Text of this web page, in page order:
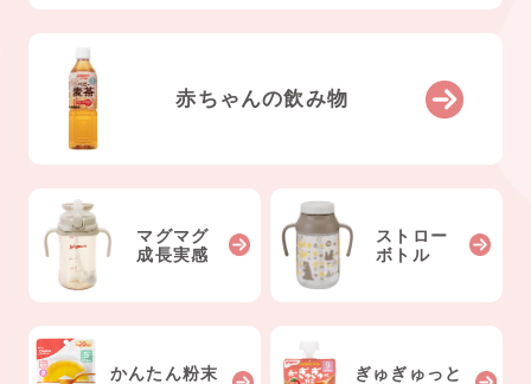
赤ちゃんの飲み物
マグマグ
成長実感
ストロー
ボトル
かんたん粉末
ぎゅぎゅっと